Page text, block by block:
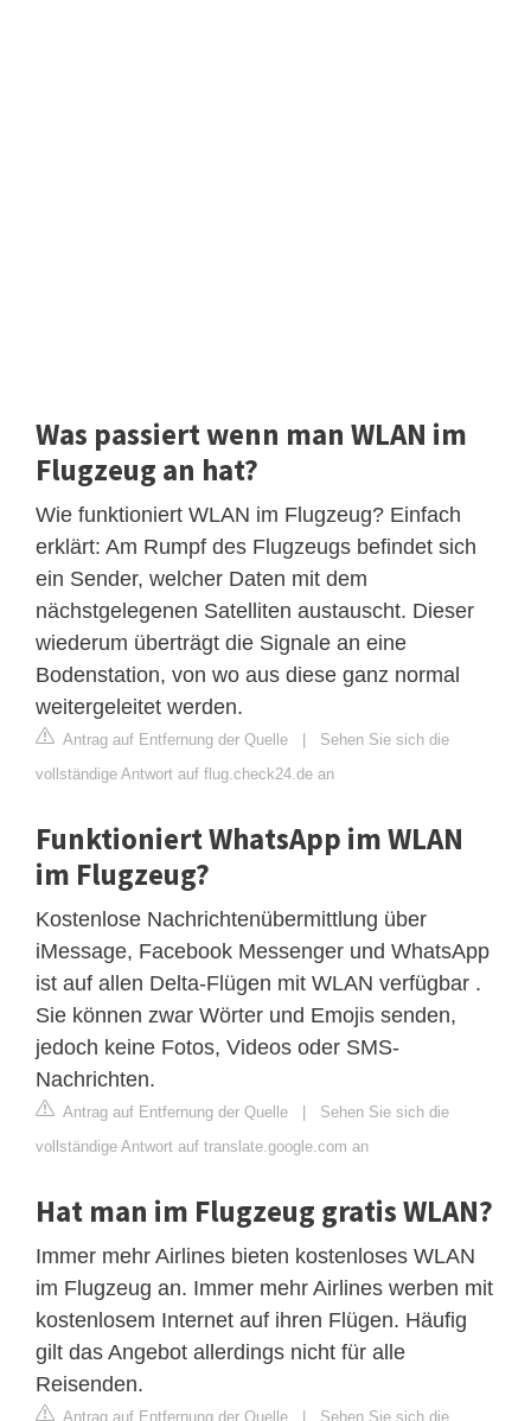
Was passiert wenn man WLAN im
Flugzeug an hat?
Wie funktioniert WLAN im Flugzeug? Einfach
erklärt: Am Rumpf des Flugzeugs befindet sich
ein Sender, welcher Daten mit dem
nächstgelegenen Satelliten austauscht. Dieser
wiederum überträgt die Signale an eine
Bodenstation, von wo aus diese ganz normal
weitergeleitet werden.
Antrag auf Entfernung der Quelle | Sehen Sie sich die
vollständige Antwort auf flug.check24.de an
Funktioniert WhatsApp im WLAN
im Flugzeug?
Kostenlose Nachrichtenübermittlung über
iMessage, Facebook Messenger und WhatsApp
ist auf allen Delta-Flügen mit WLAN verfügbar .
Sie können zwar Wörter und Emojis senden,
jedoch keine Fotos, Videos oder SMS-
Nachrichten.
Antrag auf Entfernung der Quelle | Sehen Sie sich die
vollständige Antwort auf translate.google.com an
Hat man im Flugzeug gratis WLAN?
Immer mehr Airlines bieten kostenloses WLAN
im Flugzeug an. Immer mehr Airlines werben mit
kostenlosem Internet auf ihren Flügen. Häufig
gilt das Angebot allerdings nicht für alle
Reisenden.
Antrag auf Entfernung der Quelle | Sehen Sie sich die